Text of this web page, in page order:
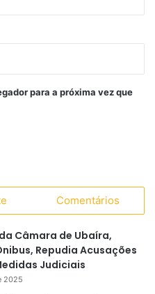
para a próxima vez que
Comentários
Câmara de Ubaíra,
Repudia Acusações
Judiciais
2025